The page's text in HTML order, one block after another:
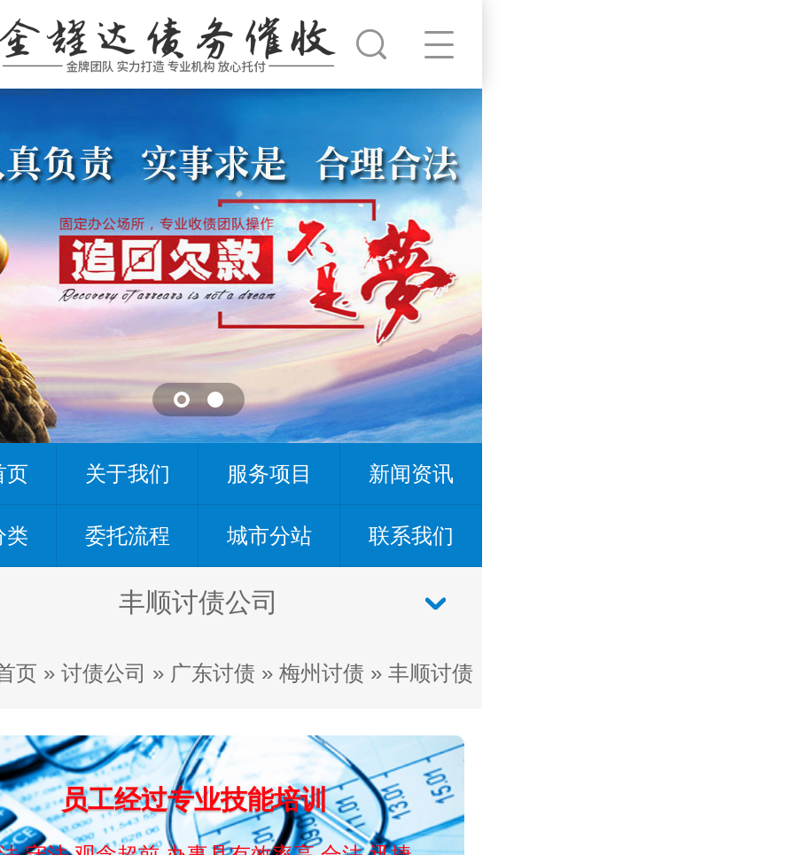
页 关于我们 服务项目 新闻资讯
类 委托流程 城市分站 联系我们
丰顺讨债公司
页 » 讨债公司 » 广东讨债 » 梅州讨债 » 丰顺讨债
员工经过专业技能培训